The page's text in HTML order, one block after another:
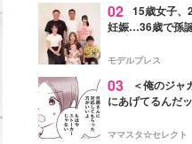
02 15歳女子、
妊娠…36歳で孫
よ！」
モデルプレス
03
＜俺のジャ
にあげてるんだ
ママスタ☆セレクト